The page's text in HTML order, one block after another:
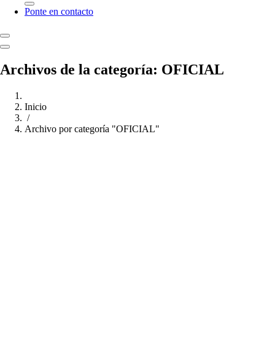
Ponte en contacto
Archivos de la categoría: OFICIAL
Inicio
/
Archivo por categoría "OFICIAL"